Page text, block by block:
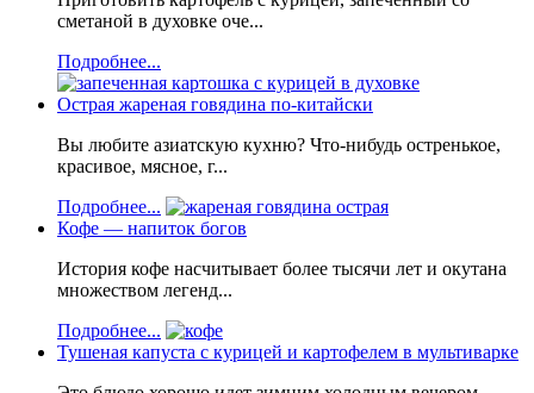
сметаной в духовке оче...
Подробнее...
Острая жареная говядина по-китайски
Вы любите азиатскую кухню? Что-нибудь остренькое,
красивое, мясное, г...
Подробнее...
Кофе — напиток богов
История кофе насчитывает более тысячи лет и окутана
множеством легенд...
Подробнее...
Тушеная капуста с курицей и картофелем в мультиварке